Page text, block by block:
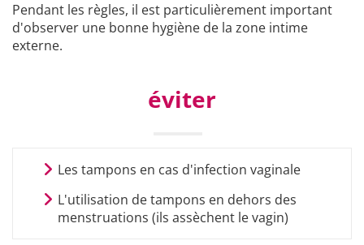
Pendant les règles, il est particulièrement important
d'observer une bonne hygiène de la zone intime
externe.
éviter
Les tampons en cas d'infection vaginale
L'utilisation de tampons en dehors des
menstruations (ils assèchent le vagin)